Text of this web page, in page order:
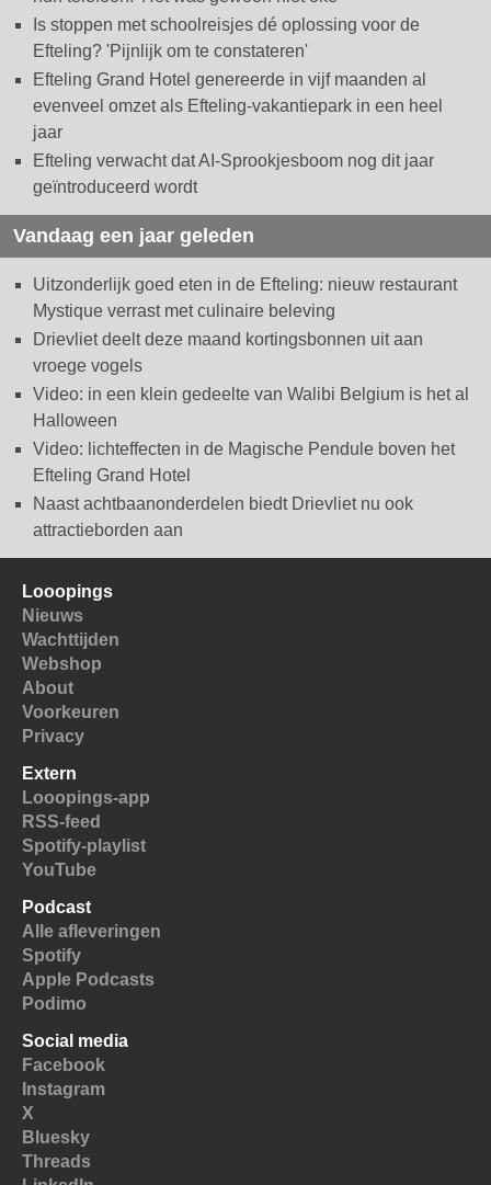
Is stoppen met schoolreisjes dé oplossing voor de
Efteling? 'Pijnlijk om te constateren'
Efteling Grand Hotel genereerde in vijf maanden al
evenveel omzet als Efteling-vakantiepark in een heel
jaar
Efteling verwacht dat AI-Sprookjesboom nog dit jaar
geïntroduceerd wordt
Vandaag een jaar geleden
Uitzonderlijk goed eten in de Efteling: nieuw restaurant
Mystique verrast met culinaire beleving
Drievliet deelt deze maand kortingsbonnen uit aan
vroege vogels
Video: in een klein gedeelte van Walibi Belgium is het al
Halloween
Video: lichteffecten in de Magische Pendule boven het
Efteling Grand Hotel
Naast achtbaanonderdelen biedt Drievliet nu ook
attractieborden aan
Looopings
Nieuws
Wachttijden
Webshop
About
Voorkeuren
Privacy
Extern
Looopings-app
RSS-feed
Spotify-playlist
YouTube
Podcast
Alle afleveringen
Spotify
Apple Podcasts
Podimo
Social media
Facebook
Instagram
X
Bluesky
Threads